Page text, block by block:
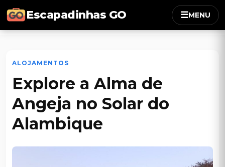
Escapadinhas GO ☰MENU
ALOJAMENTOS
Explore a Alma de
Angeja no Solar do
Alambique